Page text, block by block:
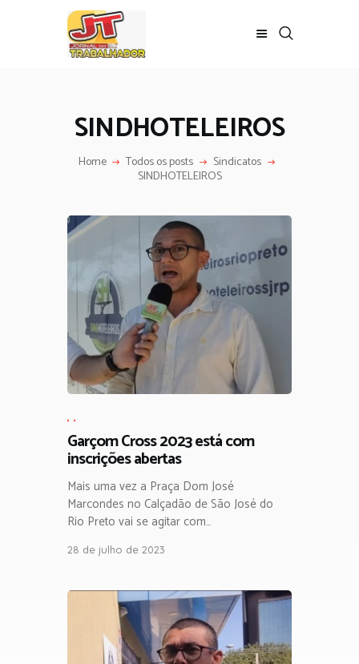
SINDHOTELEIROS
Home Todos os posts Sindicatos
SINDHOTELEIROS
, ,
Garçom Cross 2023 está com
inscrições abertas
Mais uma vez a Praça Dom José
Marcondes no Calçadão de São José do
Rio Preto vai se agitar com…
28 de julho de 2023